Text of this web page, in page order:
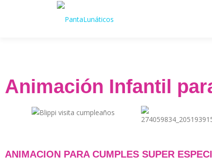
Animación Infantil
ANIMACION PARA CUMPLES SUPER